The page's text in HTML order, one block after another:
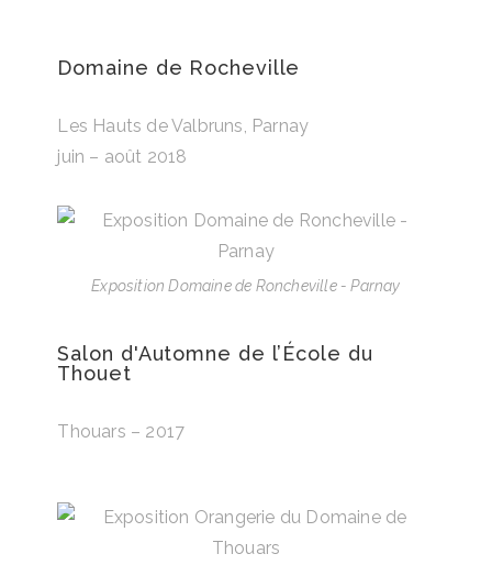
Domaine de Rocheville
Les Hauts de Valbruns, Parnay
juin – août 2018
Exposition Domaine de Roncheville - Parnay
Salon d'Automne de l’École du
Thouet
Thouars – 2017